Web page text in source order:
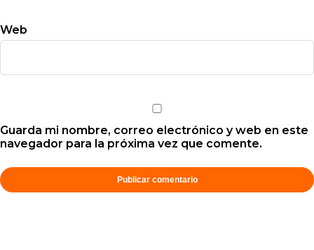
Web
Guarda mi nombre, correo electrónico y web en este
navegador para la próxima vez que comente.